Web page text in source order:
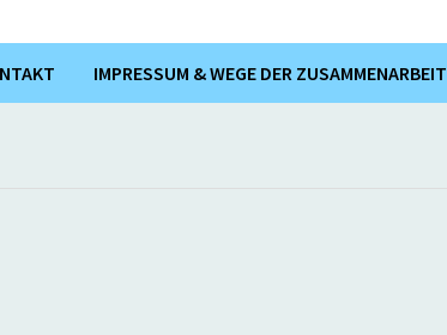
IMPRESSUM & WEGE DER ZUSAMMENARBEIT